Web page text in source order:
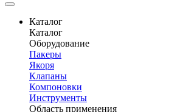
Каталог
Каталог
Оборудование
Пакеры
Якоря
Клапаны
Компоновки
Инструменты
Область применения